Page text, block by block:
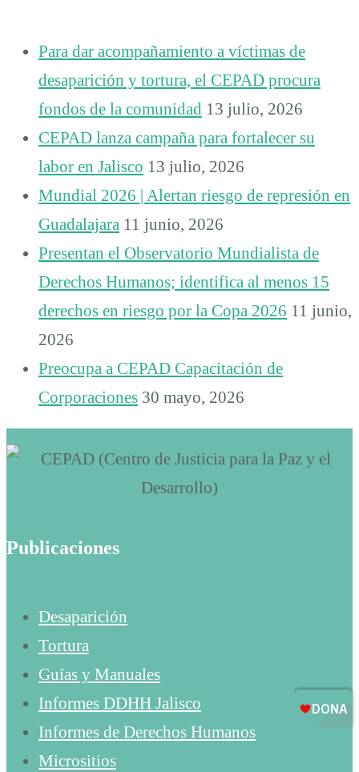
Para dar acompañamiento a víctimas de
desaparición y tortura, el CEPAD procura
fondos de la comunidad 13 julio, 2026
CEPAD lanza campaña para fortalecer su
labor en Jalisco 13 julio, 2026
Mundial 2026 | Alertan riesgo de represión en
Guadalajara 11 junio, 2026
Presentan el Observatorio Mundialista de
Derechos Humanos; identifica al menos 15
derechos en riesgo por la Copa 2026 11 junio,
2026
Preocupa a CEPAD Capacitación de
Corporaciones 30 mayo, 2026
Publicaciones
Desaparición
Tortura
Guías y Manuales
Informes DDHH Jalisco
Informes de Derechos Humanos
Micrositios